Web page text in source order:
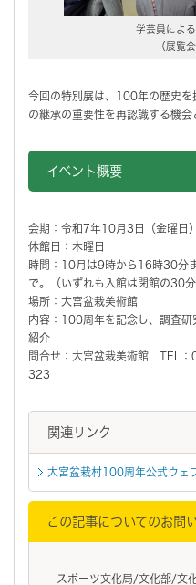
学芸員によ
（展覧
今回の特別展は、100年の歴史を
の継承の重要性を再認識する機会
イベント概要
会期：令和7年10月3日（金曜
休館日：木曜日
時間：10月は9時から16時30分
で。（いずれも入館は閉館の30分
場所：大宮盆栽美術館
内容：100周年を記念し、調査研
紹介
問合せ：大宮盆栽美術館 TEL
323
関連リンク
大宮盆栽村100周年公式ウェ
この記事についてのお問
スポーツ文化局/文化部/文